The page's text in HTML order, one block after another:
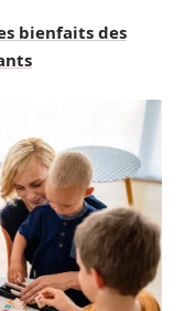
bienfaits des